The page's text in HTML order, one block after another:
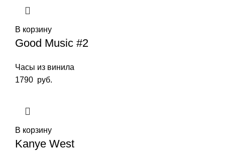
В корзину
Good Music #2
Часы из винила
1790 руб.
В корзину
Kanye West